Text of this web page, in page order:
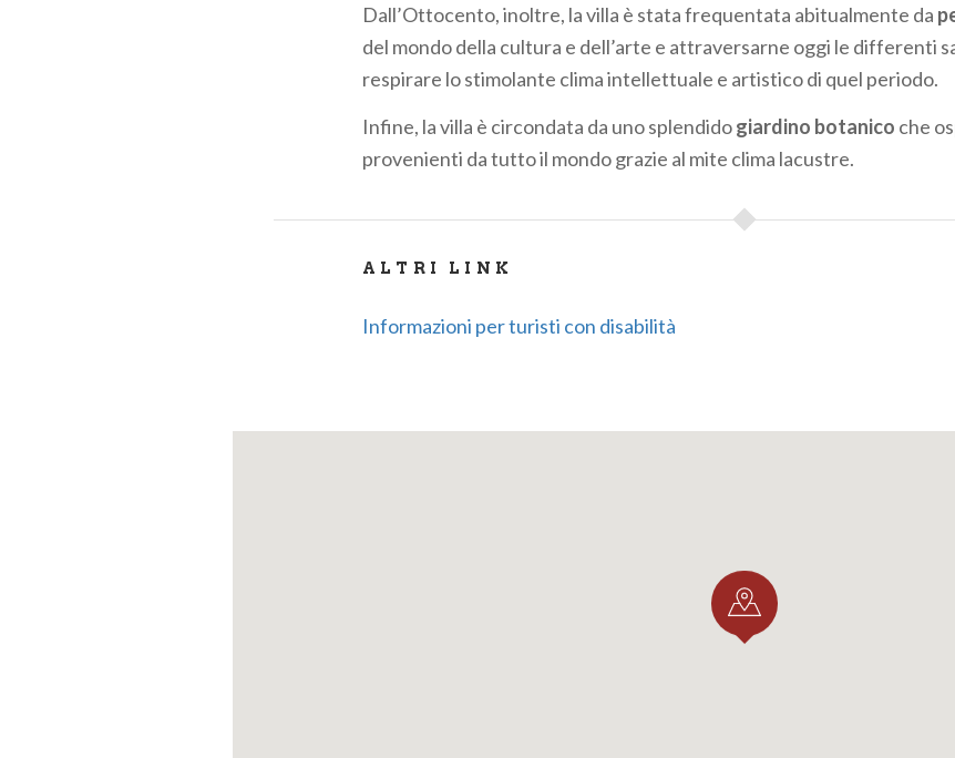
Dall’Ottocento, inoltre, la villa è stata frequentata abitualmente da
del mondo della cultura e dell’arte e attraversarne oggi le differenti
respirare lo stimolante clima intellettuale e artistico di quel periodo.
Infine, la villa è circondata da uno splendidogiardino botanico che
provenienti da tutto il mondo grazie al mite clima lacustre.
ALTRI LINK
Informazioni per turisti con disabilità